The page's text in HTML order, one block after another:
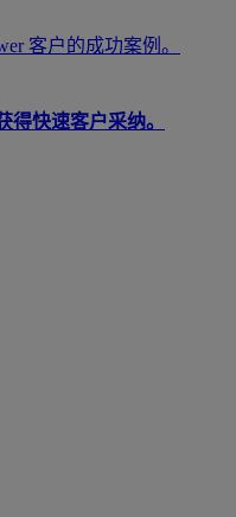
客户的成功案例。
得快速客户采纳。